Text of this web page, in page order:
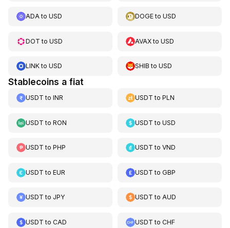
ADAto USD DOGEtoUSD
DOT to USD AVAXtoUSD
LINKto USD SHIB toUSD
Stablecoins a fiat
USDT to INR USDT toPLN
USDT to RON USDT toUSD
USDT to PHP USDT toVND
USDT to EUR USDT toGBP
USDT to JPY USDT toAUD
USDT to CAD USDT toCHF